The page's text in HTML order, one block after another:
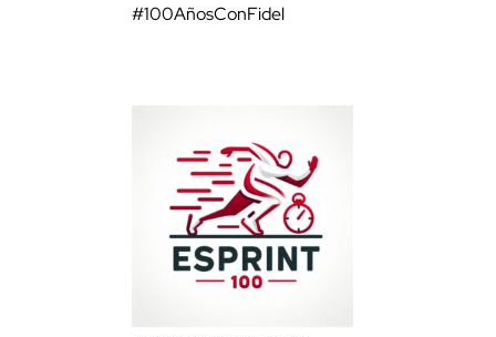
#100AñosConFidel